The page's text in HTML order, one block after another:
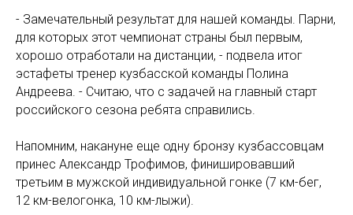
- Замечательный результат для нашей команды. Парни,
для которых этот чемпионат страны был первым,
хорошо отработали на дистанции, - подвела итог
эстафеты тренер кузбасской команды Полина
Андреева. - Считаю, что с задачей на главный старт
российского сезона ребята справились.
Напомним, накануне еще одну бронзу кузбассовцам
принес Александр Трофимов, финишировавший
третьим в мужской индивидуальной гонке (7 км-бег,
12 км-велогонка, 10 км-лыжи).